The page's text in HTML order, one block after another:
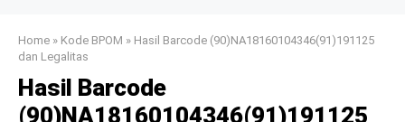
Home » Kode BPOM » Hasil Barcode (90)NA18160104346(91)191125
dan Legalitas
Hasil Barcode
(90)NA18160104346(91)191125